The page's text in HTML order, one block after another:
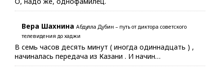
Вера Шахнина Абдулла Дубин – путь от диктора советского
телевидения до хаджи
В семь часов десять минут ( иногда одиннадцать ) ,
начиналась передача из Казани . И начин…